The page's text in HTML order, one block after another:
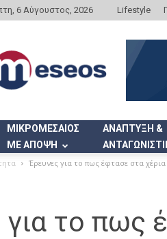
6 Αύγουστος, 2026 Lifestyle
ΜΙΚΡΟΜΕΣΑΙΟΣ
ΜΕ ΑΠΟΨΗ
ΑΝΑΠΤΥΞΗ &
Έρευνες για το πως έφτασε στα
για το πως